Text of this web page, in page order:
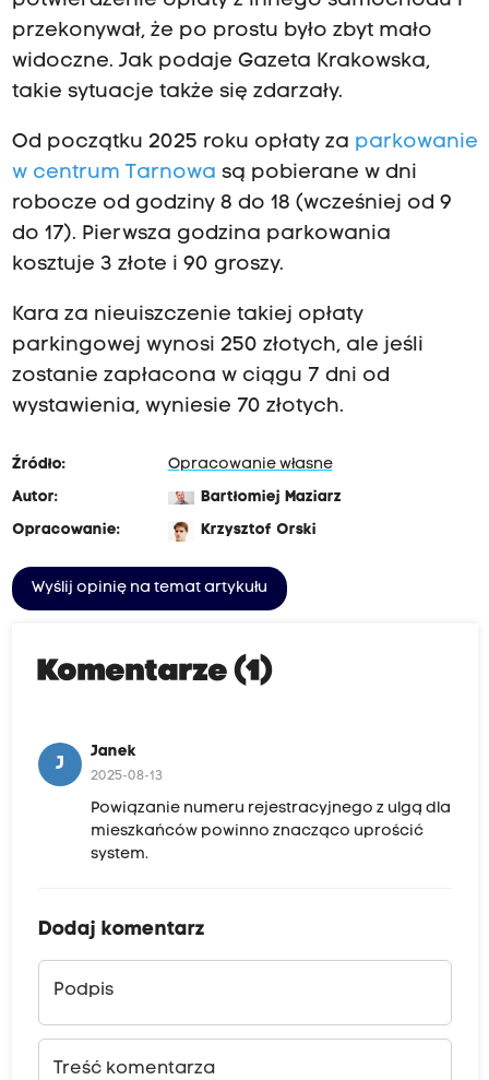
przekonywał, że po prostu było zbyt mało
widoczne. Jak podaje Gazeta Krakowska,
takie sytuacje także się zdarzały.
Od początku 2025 roku opłaty za parkowanie
w centrum Tarnowa są pobierane w dni
robocze od godziny 8 do 18 (wcześniej od 9
do 17). Pierwsza godzina parkowania
kosztuje 3 złote i 90 groszy.
Kara za nieuiszczenie takiej opłaty
parkingowej wynosi 250 złotych, ale jeśli
zostanie zapłacona w ciągu 7 dni od
wystawienia, wyniesie 70 złotych.
Źródło:
Opracowanie własne
Autor:
Bartłomiej Maziarz
Opracowanie:
Krzysztof Orski
Wyślij opinię na temat artykułu
Komentarze (1)
J
Janek
2025-08-13
Powiązanie numeru rejestracyjnego z ulgą dla
mieszkańców powinno znacząco uprościć
system.
Dodaj komentarz
Podpis
Treść komentarza